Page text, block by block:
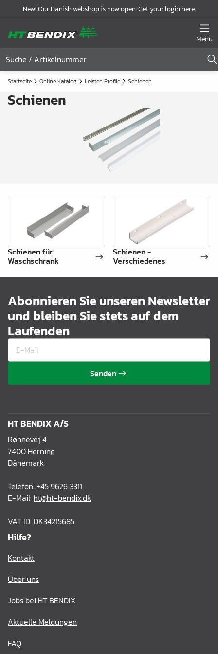
New! Our Danish webshop is now open. Get your login here.
Menu
Startseite Online Katalog Leisten Profile Schienen
Schienen
Schienen für
Waschschrank
Schienen -
Verschiedenes
Abonnieren Sie unseren Newsletter
und bleiben Sie stets auf dem
Laufenden
Senden
HT BENDIX A/S
Rønnevej 4
7400 Herning
Dänemark
Telefon: +45 9626 3311
E-Mail: ht@ht-bendix.dk
VAT ID: DK34215685
Hilfe?
Kontakt
Über uns
Jobs bei HT BENDIX
Aktuelle Meldungen
FAQ